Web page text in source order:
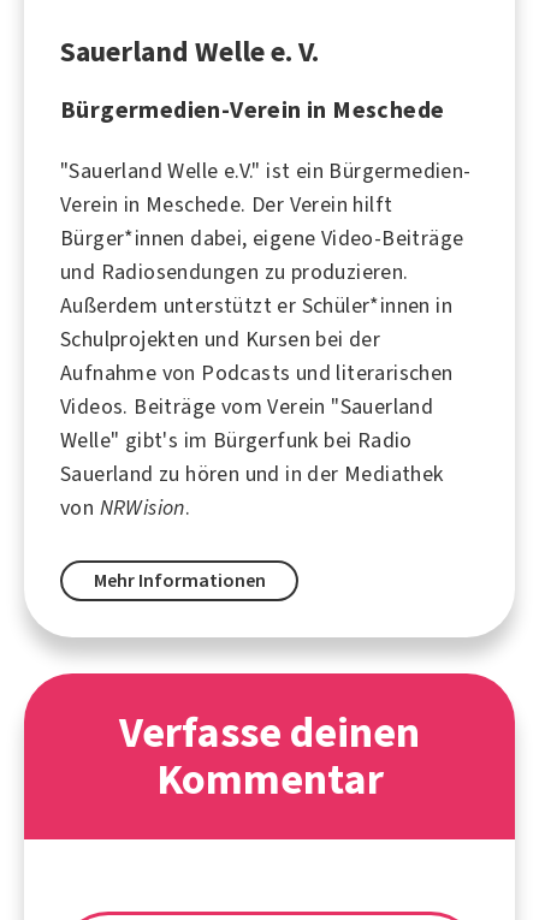
Sauerland Welle e. V.
Bürgermedien-Verein in Meschede
"Sauerland Welle e.V." ist ein Bürgermedien-
Verein in Meschede. Der Verein hilft
Bürger*innen dabei, eigene Video-Beiträge
und Radiosendungen zu produzieren.
Außerdem unterstützt er Schüler*innen in
Schulprojekten und Kursen bei der
Aufnahme von Podcasts und literarischen
Videos. Beiträge vom Verein "Sauerland
Welle" gibt's im Bürgerfunk bei Radio
Sauerland zu hören und in der Mediathek
von NRWision.
Mehr Informationen
Verfasse deinen
Kommentar